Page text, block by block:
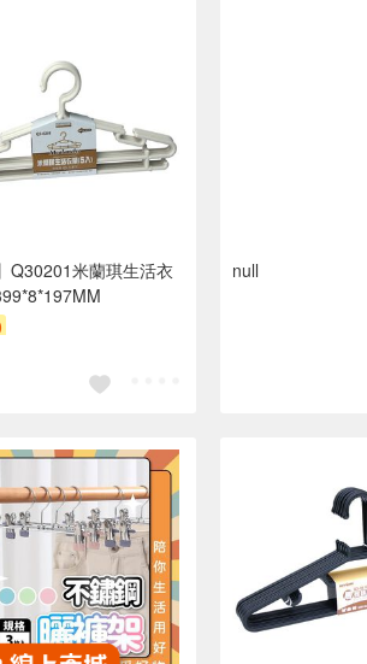
Q30201米蘭琪生活衣
null